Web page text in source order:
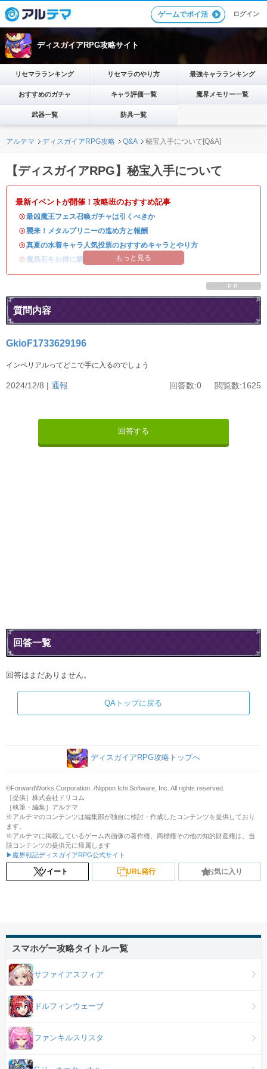
ゲームでポイ活 ログイン
ディスガイアRPG攻略サイト
リセマラランキング リセマラのやり方 最強キャラランキング
おすすめのガチャ キャラ評価一覧 魔界メモリー一覧
武器一覧 防具一覧
アルテマ ディスガイアRPG攻略 Q&A 秘宝入手について[Q&A]
【ディスガイアRPG】秘宝入手について
最新イベントが開催！攻略班のおすすめ記事
・最凶魔王フェス召喚ガチャは引くべきか
・襲来！メタルプリニーの進め方と報酬
・真夏の水着キャラ人気投票のおすすめキャラとやり方
・ 魔晶石をお得に購入できる公式ショップが開設！
もっと見る
PR
質問内容
GkioF1733629196
インペリアルってどこで手に入るのでしょう
2024/12/8 | 通報 回答数:0 閲覧数:1625
回答する
回答一覧
回答はまだありません。
QAトップに戻る
ディスガイアRPG攻略トップへ
©ForwardWorks Corporation. /Nippon Ichi Software, Inc. All rights reserved.
［提供］株式会社ドリコム
［執筆・編集］アルテマ
※アルテマのコンテンツは編集部が独自に検討・作成したコンテンツを提供しており
ます。
※アルテマに掲載しているゲーム内画像の著作権、商標権その他の知的財産権は、当
該コンテンツの提供元に帰属します
▶魔界戦記ディスガイアRPG公式サイト
ツイート URL発行 お気に入り
スマホゲー攻略タイトル一覧
サファイアスフィア
ドルフィンウェーブ
ファンキルスリスタ